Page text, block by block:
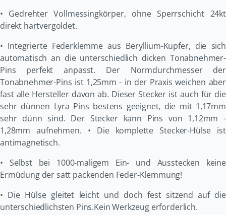
• Gedrehter Vollmessingkörper, ohne Sperrschicht 24kt
direkt hartvergoldet.
• Integrierte Federklemme aus Beryllium-Kupfer, die sich
automatisch an die unterschiedlich dicken Tonabnehmer-
Pins perfekt anpasst. Der Normdurchmesser der
Tonabnehmer-Pins ist 1,25mm - in der Praxis weichen aber
fast alle Hersteller davon ab. Dieser Stecker ist auch für die
sehr dünnen Lyra Pins bestens geeignet, die mit 1,17mm
sehr dünn sind. Der Stecker kann Pins von 1,12mm -
1,28mm aufnehmen. • Die komplette Stecker-Hülse ist
antimagnetisch.
• Selbst bei 1000-maligem Ein- und Ausstecken keine
Ermüdung der satt packenden Feder-Klemmung!
• Die Hülse gleitet leicht und doch fest sitzend auf die
unterschiedlichsten Pins.Kein Werkzeug erforderlich.